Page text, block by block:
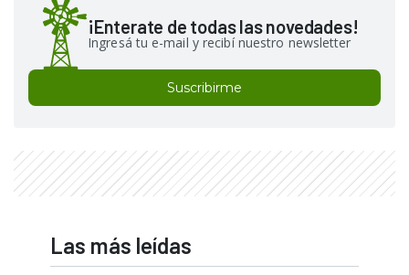
¡Enterate de todas las novedades!
Ingresá tu e-mail y recibí nuestro newsletter
Suscribirme
Las más leídas